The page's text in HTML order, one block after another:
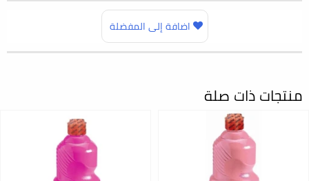
اضافة إلى المفضلة
منتجات ذات صلة